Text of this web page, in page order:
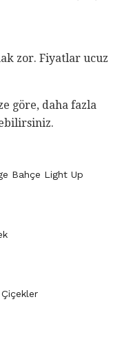
zor. Fiyatlar ucuz
göre, daha fazla
Bahçe Light Up